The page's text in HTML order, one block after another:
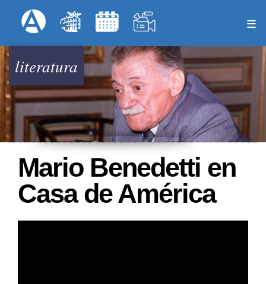
al
principal
Menú Superior
literatura
Mario Benedetti en
Casa de América